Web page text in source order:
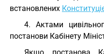
встановлених
4. Актами
постанови Кабінету